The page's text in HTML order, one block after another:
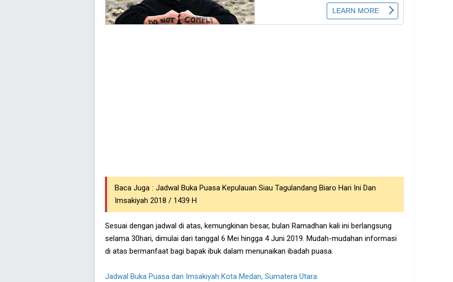
Baca Juga : Jadwal Buka Puasa Kepulauan Siau Tagulandang Biaro Hari Ini Dan
Imsakiyah 2018 / 1439 H
Sesuai dengan jadwal di atas, kemungkinan besar, bulan Ramadhan kali ini berlangsung
selama 30hari, dimulai dari tanggal 6 Mei hingga 4 Juni 2019. Mudah-mudahan informasi
di atas bermanfaat bagi bapak ibuk dalam menunaikan ibadah puasa.
Jadwal Buka Puasa dan Imsakiyah Kota Medan, Sumatera Utara